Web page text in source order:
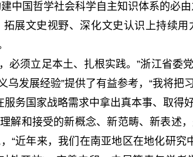
中国哲学社会科学自主知识体系的必由
文史视野、深化文史认识上持续用
须立足本土、扎根实践。”浙江省委
乌发展经验”提供了有益参考，“我将
务国家战略需求中拿出真本事、取得
和接受的新概念、新范畴、新表述
“近年来，我们在南亚地区在地化研究